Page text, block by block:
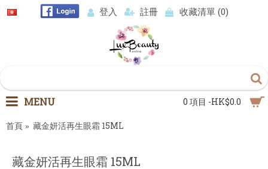
登入 註冊 收藏清單 (0)
0 項目 -HK$0.0
MENU
首頁 藏金妍活再生眼霜 15ML
藏金妍活再生眼霜 15ML